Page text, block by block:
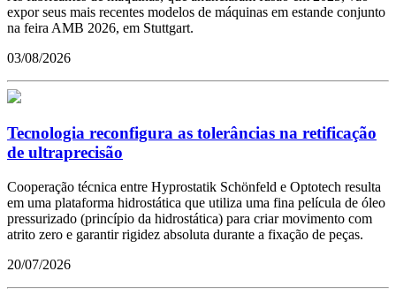
expor seus mais recentes modelos de máquinas em estande conjunto
na feira AMB 2026, em Stuttgart.
03/08/2026
Tecnologia reconfigura as tolerâncias na retificação
de ultraprecisão
Cooperação técnica entre Hyprostatik Schönfeld e Optotech resulta
em uma plataforma hidrostática que utiliza uma fina película de óleo
pressurizado (princípio da hidrostática) para criar movimento com
atrito zero e garantir rigidez absoluta durante a fixação de peças.
20/07/2026